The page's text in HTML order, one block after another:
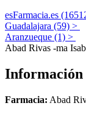
esFarmacia.es
Guadalajara (59) >
Aranzueque (1) >
Abad Rivas -ma
Información
Farmacia: Abad